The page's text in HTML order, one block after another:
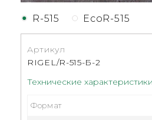
R-515 EcoR-515
Технические характеристики
Артикул
RIGEL/R-515-Б-2
Формат